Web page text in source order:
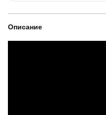
Описание